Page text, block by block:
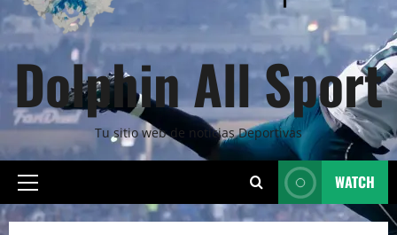
Dolphin All Sport
Tu sitio web de noticias Deportivas
Primary
Menu
WATCH